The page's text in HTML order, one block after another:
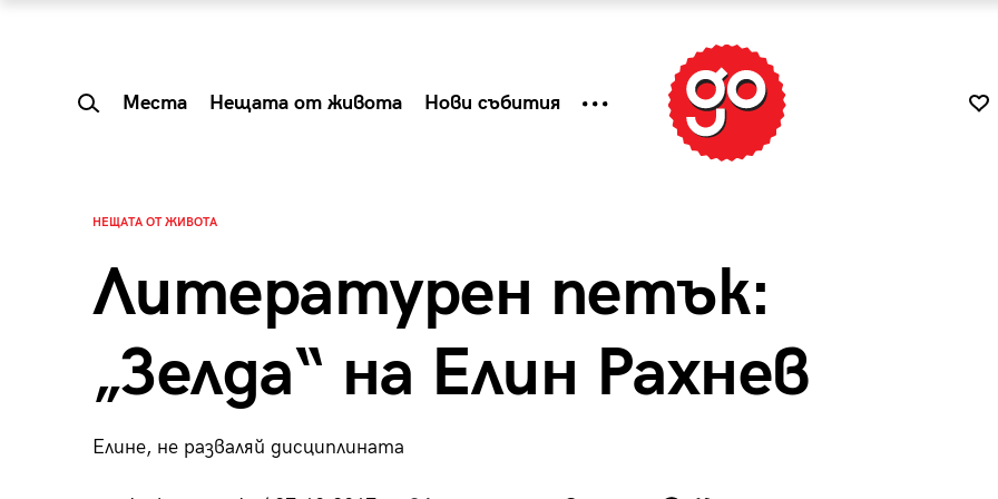
Места Нещата от живота Нови събития
НЕЩАТА ОТ ЖИВОТА
Литературен петък:
„Зелда“ на Елин Рахнев
Елине, не разваляй дисциплината
Summer Prelude: как